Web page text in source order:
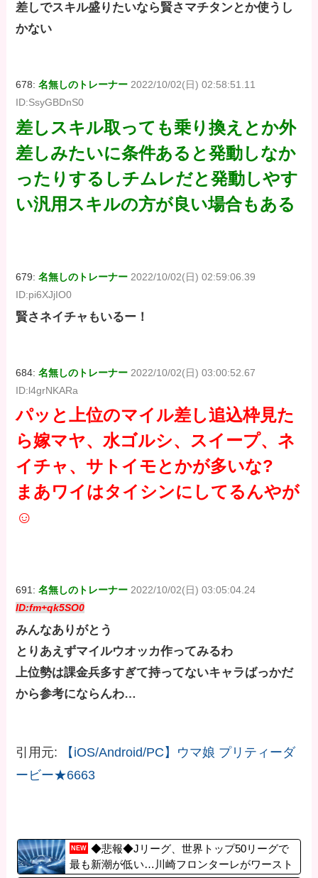
差しでスキル盛りたいなら賢さマチタンとか使うし
かない
678:名無しのトレーナー 2022/10/02(日) 02:58:51.11
ID:SsyGBDnS0
差しスキル取っても乗り換えとか外
差しみたいに条件あると発動しなか
ったりするしチムレだと発動しやす
い汎用スキルの方が良い場合もある
679:名無しのトレーナー 2022/10/02(日) 02:59:06.39
ID:pi6XJjIO0
賢さネイチャもいるー！
684:名無しのトレーナー 2022/10/02(日) 03:00:52.67
ID:l4grNKARa
パッと上位のマイル差し追込枠見た
ら嫁マヤ、水ゴルシ、スイープ、ネ
イチャ、サトイモとかが多いな?
まあワイはタイシンにしてるんやが
☺
691:名無しのトレーナー 2022/10/02(日) 03:05:04.24
ID:fm+qk5SO0
みんなありがとう
とりあえずマイルウオッカ作ってみるわ
上位勢は課金兵多すぎて持ってないキャラばっかだ
から参考にならんわ…
引用元:
【iOS/Android/PC】ウマ娘 プリティーダ
ービー★6663
NEW ◆悲報◆Jリーグ、世界トップ50リーグで
最も新潮が低い…川崎フロンターレがワースト